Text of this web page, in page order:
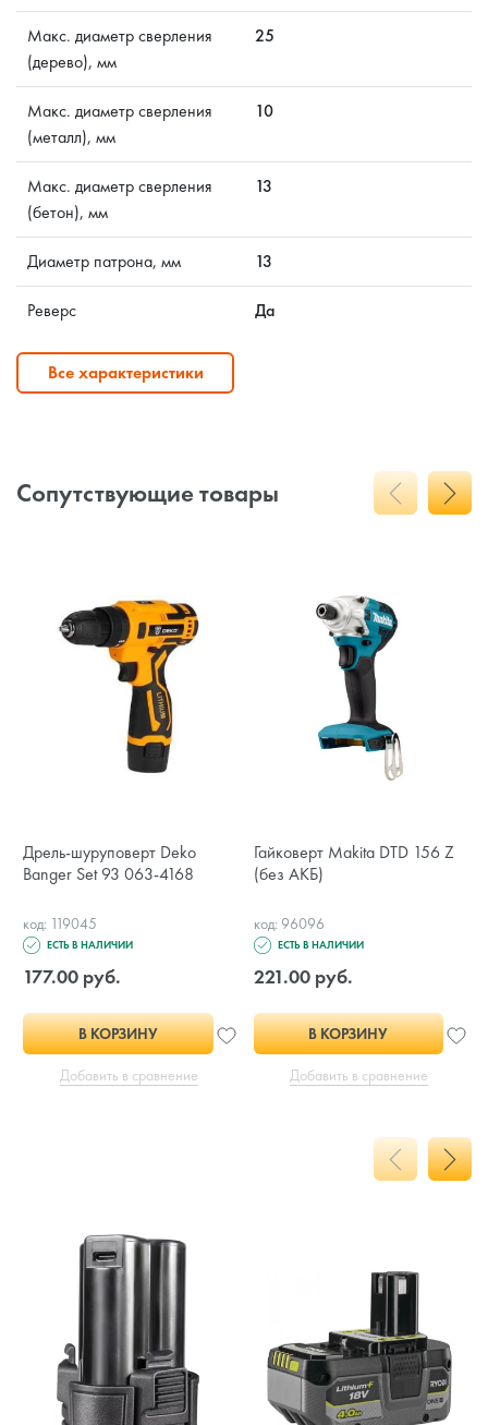
Макс. диаметр сверления
(дерево), мм
25
Макс. диаметр сверления
(металл), мм
10
Макс. диаметр сверления
(бетон), мм
13
Диаметр патрона, мм 13
Реверс Да
Все характеристики
Сопутствующие товары
Дрель-шуруповерт Deko
Banger Set 93 063-4168
код: 119045
ЕСТЬ В НАЛИЧИИ
177.00 руб.
В КОРЗИНУ
Добавить в сравнение
Гайковерт Makita DTD 156 Z
(без АКБ)
код: 96096
ЕСТЬ В НАЛИЧИИ
221.00 руб.
В КОРЗИНУ
Добавить в сравнение